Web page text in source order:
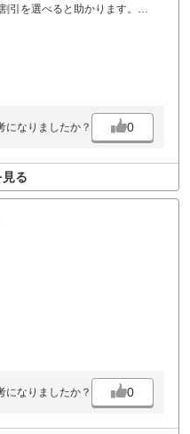
引を選べると助かります。
た。
しましたが私の方は間違ってい
き換える場合は事前に確認して
の対応に疑問が残りました。
になりましたか？ 0
る
になりましたか？ 0